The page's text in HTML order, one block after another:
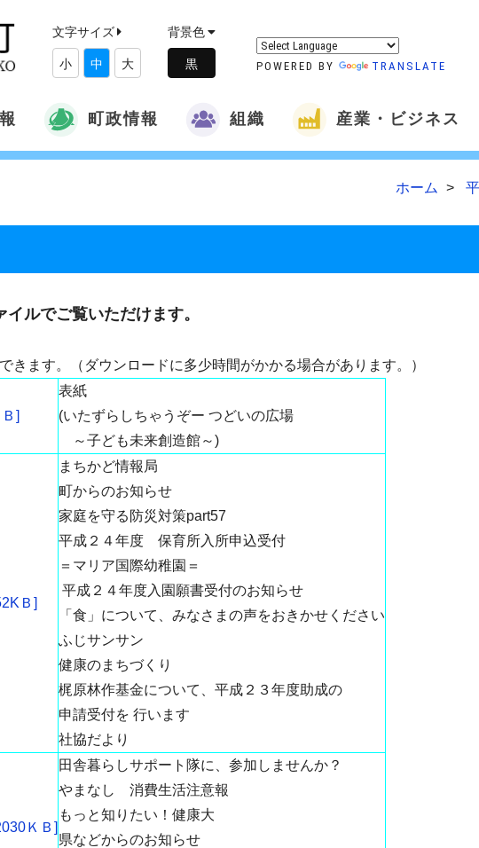
文字サイズ
小 中 大
背景色
POWERED BY TRANSLATE
町政情報 組織 産業・ビジネス
ホーム
ルでご覧いただけます。
きます。（ダウンロードに多少時間がかかる場合があります。）
]
表紙
(いたずらしちゃうぞー つどいの広場
～子ども未来創造館～)
Ｂ]
まちかど情報局
町からのお知らせ
家庭を守る防災対策part57
平成２４年度 保育所入所申込受付
＝マリア国際幼稚園＝
平成２４年度入園願書受付のお知らせ
「食」について、みなさまの声をおきかせください
ふじサンサン
健康のまちづくり
梶原林作基金について、平成２３年度助成の
申請受付を 行います
社協だより
ＫＢ]
田舎暮らしサポート隊に、参加しませんか？
やまなし 消費生活注意報
もっと知りたい！健康大
県などからのお知らせ